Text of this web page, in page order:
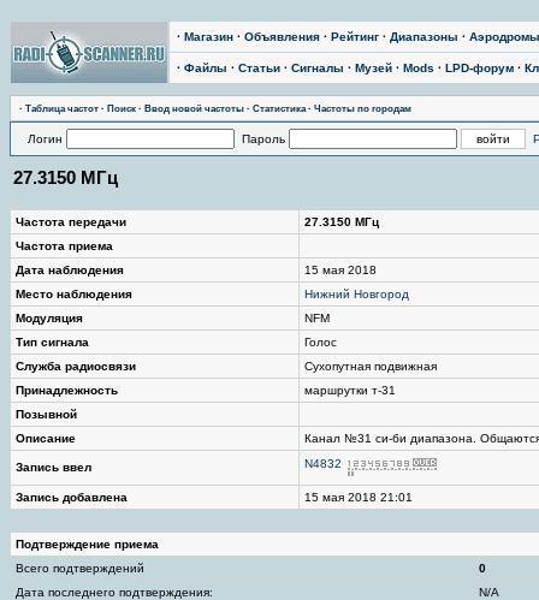
· Магазин · Объявления · Рейтинг · Диапазоны · Аэродромы
· Файлы · Статьи · Сигналы · Музей · Mods · LPD-форум ·
· Таблица частот · Поиск · Ввод новой частоты · Статистика· Частоты по городам
Логин Пароль
27.3150 МГц
Частота передачи
27.3150 МГц
Частота приема
Дата наблюдения
15 мая 2018
Место наблюдения
Нижний Новгород
Модуляция
NFM
Тип сигнала
Голос
Служба радиосвязи
Сухопутная подвижная
Принадлежность
маршрутки т-31
Позывной
Описание
Канал №31 си-би диапазона.
Запись ввел N4832
Запись добавлена 15 мая 2018 21:01
Подтверждение приема
Всего подтверждений
0
Дата последнего подтверждения:
N/A